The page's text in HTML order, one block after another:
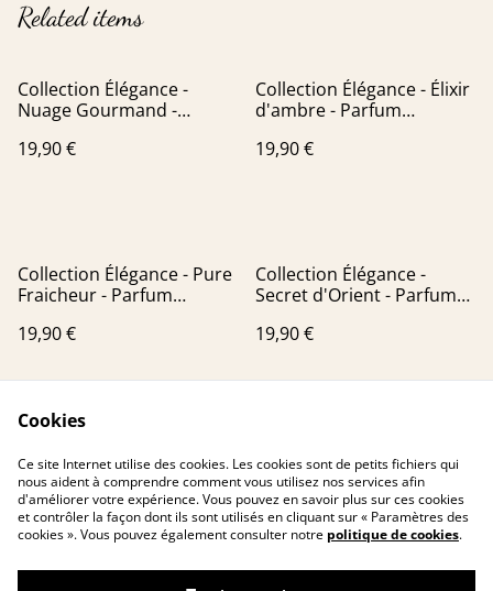
Related items
Collection Élégance -
Nuage Gourmand -
d'Or Prèmium
19,90 €
Collection Élégance - Élixir
d'ambre - Parfum
Premium
19,90 €
Collection Élégance - Pure
Fraicheur - Parfum
Premium
19,90 €
Collection Élégance -
Secret d'Orient - Parfum
Premium
19,90 €
Contactez-nous
Conditions
Cookies
Ce site Internet utilise des cookies. Les cookies sont de petits fichiers qui
nous aident à comprendre comment vous utilisez nos services afin
d'améliorer votre expérience. Vous pouvez en savoir plus sur ces cookies
et contrôler la façon dont ils sont utilisés en cliquant sur « Paramètres des
cookies ». Vous pouvez également consulter notre politique de cookies.